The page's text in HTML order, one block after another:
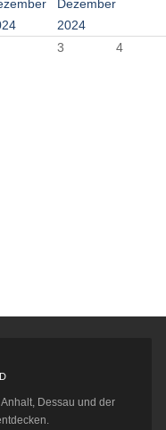
Dezember
2024
3 4
Dessau und der